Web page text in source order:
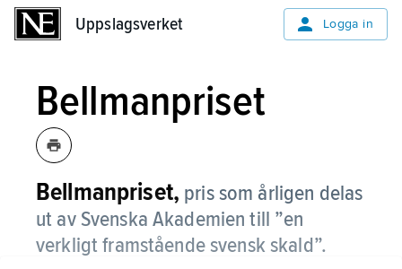
Uppslagsverket Logga in
Bellmanpriset
Bellmanpriset, pris som årligen delas
ut av Svenska Akademien till ”en
verkligt framstående svensk skald”.